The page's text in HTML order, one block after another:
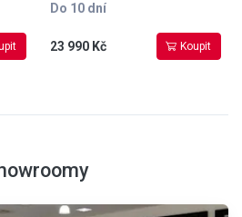
Do 10 dní
23 990 Kč Koupit